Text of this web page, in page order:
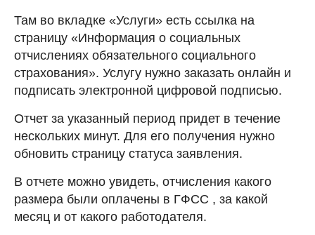
Там во вкладке «Услуги» есть ссылка на
страницу «Информация о социальных
отчислениях обязательного социального
страхования». Услугу нужно заказать онлайн и
подписать электронной цифровой подписью.
Отчет за указанный период придет в течение
нескольких минут. Для его получения нужно
обновить страницу статуса заявления.
В отчете можно увидеть, отчисления какого
размера были оплачены в ГФСС , за какой
месяц и от какого работодателя.